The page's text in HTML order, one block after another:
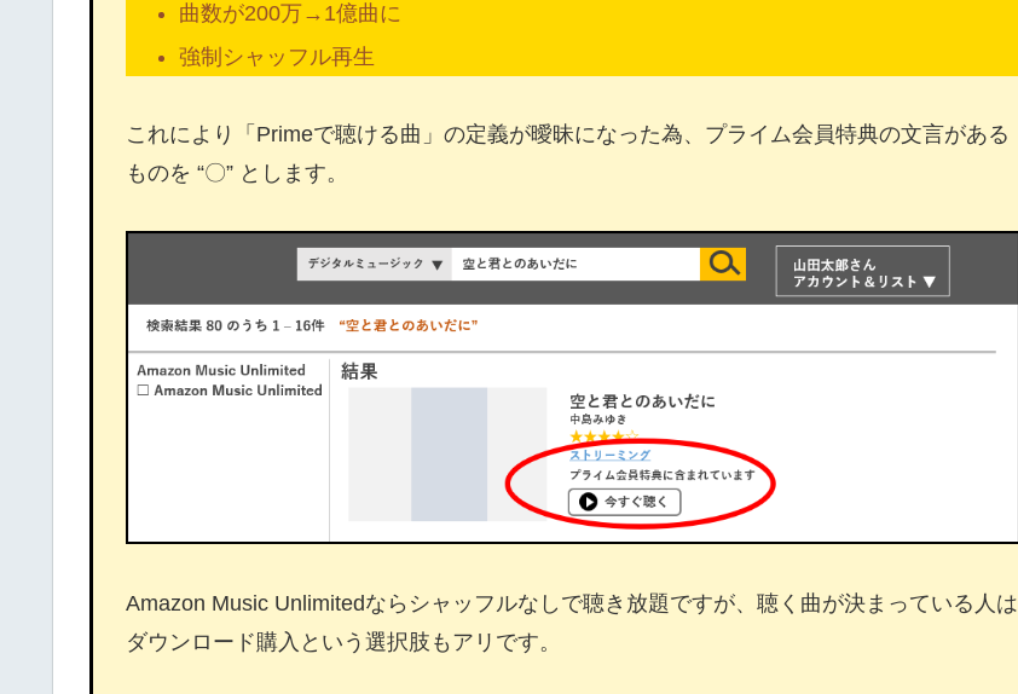
曲数が200万→1億曲に
強制シャッフル再生
これにより「Primeで聴ける曲」の定義が曖昧になった為、プライム会員特典の文言がある
ものを “〇” とします。
Amazon Music Unlimitedならシャッフルなしで聴き放題ですが、聴く曲が決まっている人は
ダウンロード購入という選択肢もアリです。